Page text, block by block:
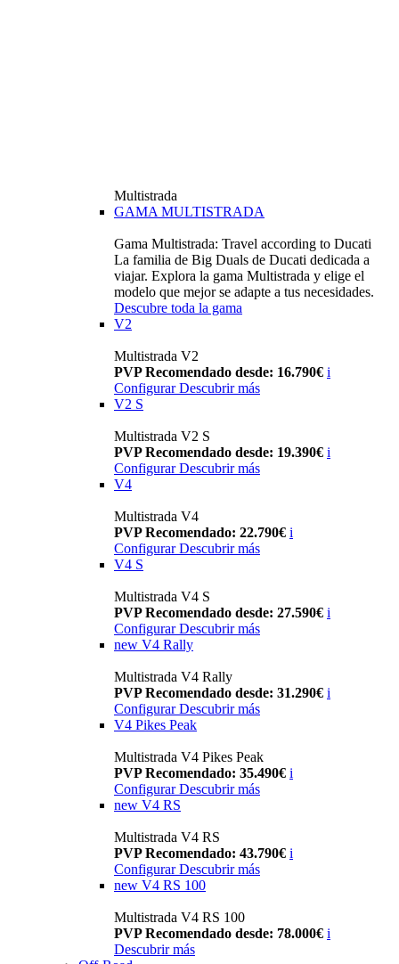
Multistrada
GAMA MULTISTRADA
Gama Multistrada: Travel according to Ducati
La familia de Big Duals de Ducati dedicada a
viajar. Explora la gama Multistrada y elige el
modelo que mejor se adapte a tus necesidades.
Descubre toda la gama
V2
Multistrada V2
PVP Recomendado desde: 16.790€ i
Configurar Descubrir más
V2 S
Multistrada V2 S
PVP Recomendado desde: 19.390€ i
Configurar Descubrir más
V4
Multistrada V4
PVP Recomendado: 22.790€ i
Configurar Descubrir más
V4 S
Multistrada V4 S
PVP Recomendado desde: 27.590€ i
Configurar Descubrir más
new V4 Rally
Multistrada V4 Rally
PVP Recomendado desde: 31.290€ i
Configurar Descubrir más
V4 Pikes Peak
Multistrada V4 Pikes Peak
PVP Recomendado: 35.490€ i
Configurar Descubrir más
new V4 RS
Multistrada V4 RS
PVP Recomendado: 43.790€ i
ConfigurarDescubrir más
new V4 RS 100
Multistrada V4 RS 100
PVP Recomendado desde: 78.000€ i
Descubrir más